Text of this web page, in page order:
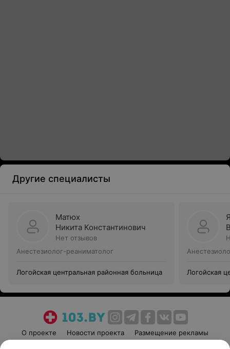
Другие специалисты
Матюх
Никита Константинович
Нет отзывов
Анестезиолог-реаниматолог
Логойская центральная районная больница Логойская
О проекте Новости проекта
Размещение рекламы